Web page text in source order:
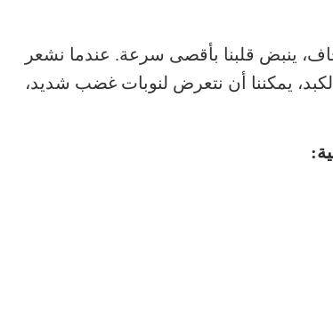
ينبض قلبنا بأقصى سرعة. عندما نشعر
يمكننا أن نتعرض لنوبات غضب شديد،